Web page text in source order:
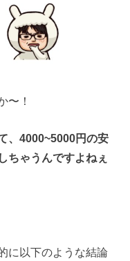
〜！
、4000~5000円の安
ちゃうんですよねぇ
に以下のような結論